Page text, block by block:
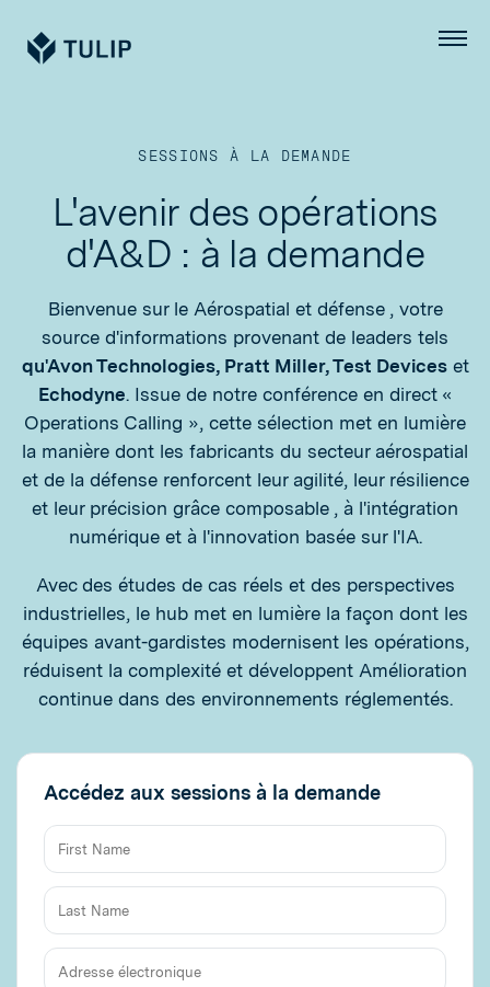
Tulip Menu
Accédez aux sessions à la demande
SESSIONS À LA DEMANDE
L'avenir des opérations
d'A&D : à la demande
Bienvenue sur le Aérospatial et défense , votre
source d'informations provenant de leaders tels
qu'Avon Technologies, Pratt Miller, Test Deviceset
Echodyne. Issue de notre conférence en direct «
Operations Calling », cette sélection met en lumière
la manière dont les fabricants du secteur aérospatial
et de la défense renforcent leur agilité, leur résilience
et leur précision grâce composable , à l'intégration
numérique et à l'innovation basée sur l'IA.
Avec des études de cas réels et des perspectives
industrielles, le hub met en lumière la façon dont les
équipes avant-gardistes modernisent les opérations,
réduisent la complexité et développent Amélioration
continue dans des environnements réglementés.